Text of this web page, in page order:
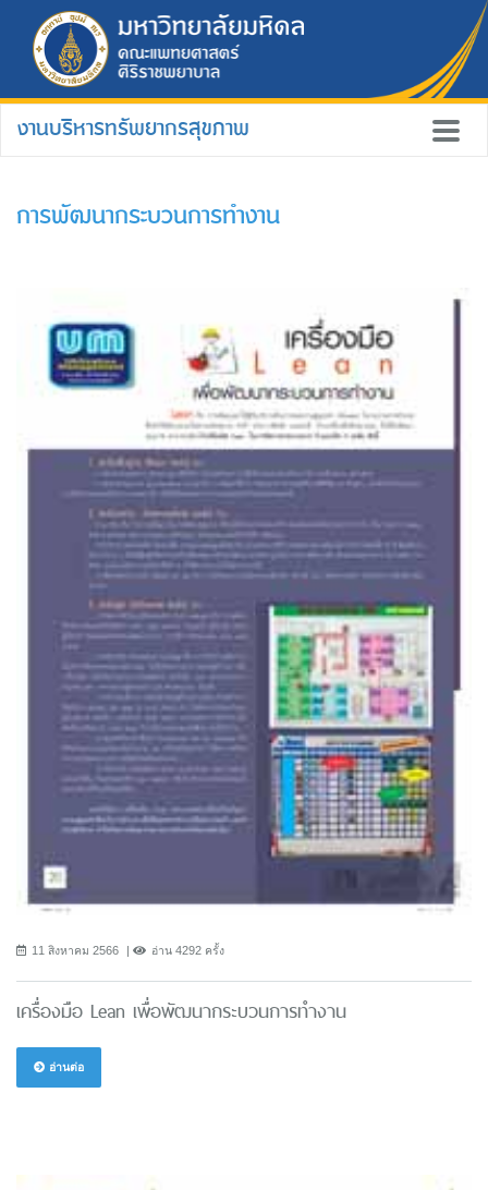
งานบริหารทรัพยากรสุขภาพ
การพัฒนากระบวนการทำงาน
11 สิงหาคม 2566 อ่าน 4292 ครั้ง
เครื่องมือ Lean เพื่อพัฒนากระบวนการทำงาน
อ่านต่อ